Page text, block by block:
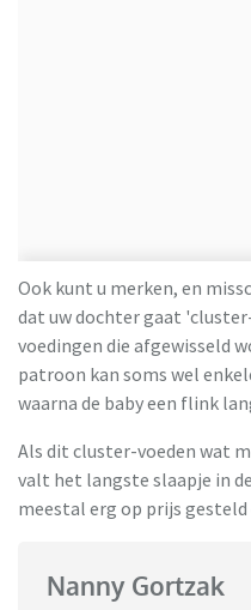
Ook kunt u merken, en
dat uw dochter gaat
voedingen die afgewisseld
patroon kan soms wel
waarna de baby een flink
Als dit cluster-voeden wat
valt het langste slaapje in
meestal erg op prijs gesteld
Nanny Gortzak